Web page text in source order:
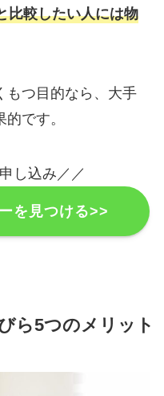
比較したい人には物
もつ目的なら、大手
です。
し込み／／
を見つける>>
ら5つのメリット